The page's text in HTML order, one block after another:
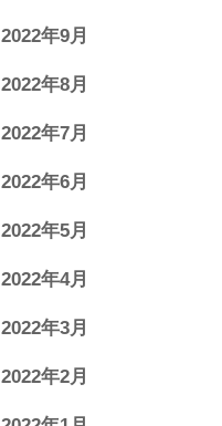
2022年9月
2022年8月
2022年7月
2022年6月
2022年5月
2022年4月
2022年3月
2022年2月